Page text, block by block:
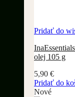
Pridať do
olej 105 g
5,90 €
Pridať do
Nové